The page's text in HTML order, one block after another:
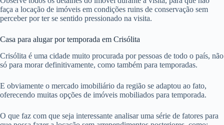
faça a locação de imóveis em condições ruins de conservação sem
perceber por ter se sentido pressionado na visita.
Casa para alugar por temporada em Crisólita
Crisólita é uma cidade muito procurada por pessoas de todo o país, não
só para morar definitivamente, como também para temporadas.
E obviamente o mercado imobiliário da região se adaptou ao fato,
oferecendo muitas opções de imóveis mobiliados para temporada.
O que faz com que seja interessante analisar uma série de fatores para